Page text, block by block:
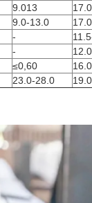
9.013
9.0-13.0
-
-
≤0,60
23.0-28.0